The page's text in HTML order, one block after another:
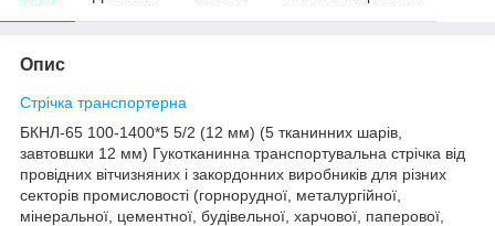
Опис
Стрічка транспортерна
БКНЛ-65 100-1400*5 5/2 (12 мм) (5 тканинних шарів,
завтовшки 12 мм) Гукотканинна транспортувальна стрічка від
провідних вітчизняних і закордонних виробників для різних
секторів промисловості (горнорудної, металургійної,
мінеральної, цементної, будівельної, харчової, паперової,